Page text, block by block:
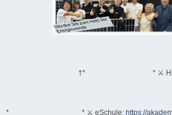
†* * ⚔
* * ⚔ eSchule: https://